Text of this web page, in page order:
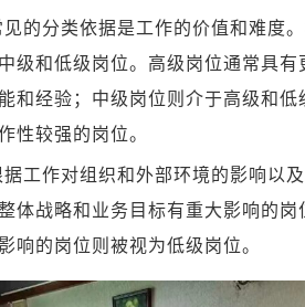
的分类依据是工作的价值和难度。
级和低级岗位。高级岗位通常具有
和经验；中级岗位则介于高级和低
性较强的岗位。
工作对组织和外部环境的影响以
体战略和业务目标有重大影响的岗
响的岗位则被视为低级岗位。